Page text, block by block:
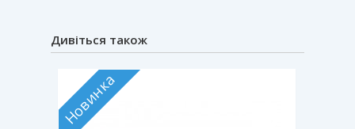
Дивіться також
Новинка